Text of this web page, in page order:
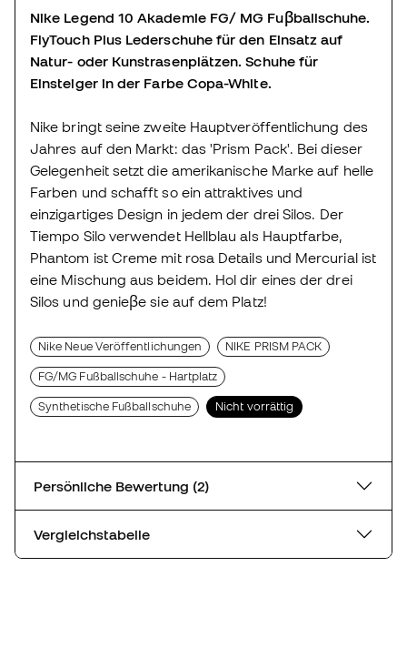
Nike Legend 10 Akademie FG/ MG Fuβballschuhe.
FlyTouch Plus Lederschuhe für den Einsatz auf
Natur- oder Kunstrasenplätzen. Schuhe für
Einsteiger in der Farbe Copa-White.
Nike bringt seine zweite Hauptveröffentlichung des
Jahres auf den Markt: das 'Prism Pack'. Bei dieser
Gelegenheit setzt die amerikanische Marke auf helle
Farben und schafft so ein attraktives und
einzigartiges Design in jedem der drei Silos. Der
Tiempo Silo verwendet Hellblau als Hauptfarbe,
Phantom ist Creme mit rosa Details und Mercurial ist
eine Mischung aus beidem. Hol dir eines der drei
Silos und genieβe sie auf dem Platz!
Nike Neue Veröffentlichungen NIKE PRISM PACK
FG/MG Fußballschuhe - Hartplatz
Synthetische Fußballschuhe Nicht vorrättig
Persönliche Bewertung (2)
Vergleichstabelle